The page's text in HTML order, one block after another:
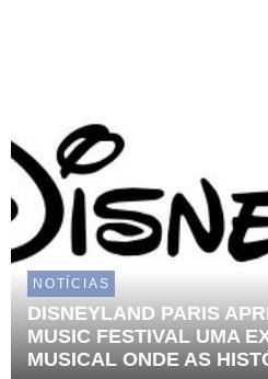
NOTÍCIAS
DISNEYLAND PARIS
MUSIC FESTIVAL UMA
MUSICAL ONDE AS